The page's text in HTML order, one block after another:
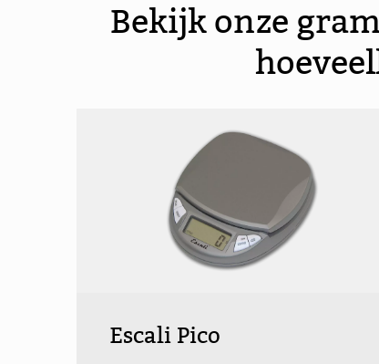
Bekijk onze
Escali Pico